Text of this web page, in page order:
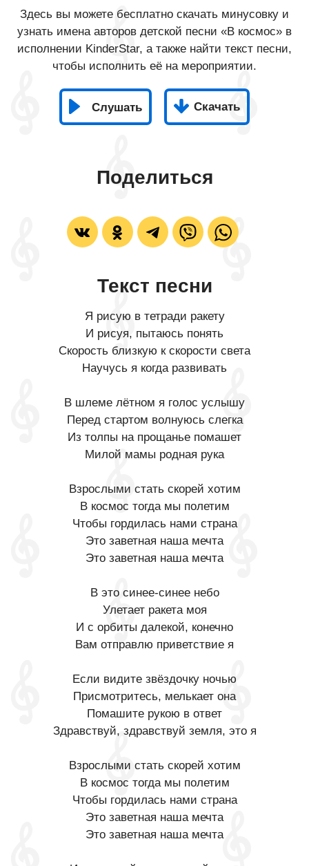
Здесь вы можете бесплатно скачать минусовку и
узнать имена авторов детской песни «В космос» в
исполнении KinderStar, а также найти текст песни,
чтобы исполнить её на мероприятии.
Слушать Скачать
Поделиться
Текст песни
Я рисую в тетради ракету
И рисуя, пытаюсь понять
Скорость близкую к скорости света
Научусь я когда развивать
В шлеме лётном я голос услышу
Перед стартом волнуюсь слегка
Из толпы на прощанье помашет
Милой мамы родная рука
Взрослыми стать скорей хотим
В космос тогда мы полетим
Чтобы гордилась нами страна
Это заветная наша мечта
Это заветная наша мечта
В это синее-синее небо
Улетает ракета моя
И с орбиты далекой, конечно
Вам отправлю приветствие я
Если видите звёздочку ночью
Присмотритесь, мелькает она
Помашите рукою в ответ
Здравствуй, здравствуй земля, это я
Взрослыми стать скорей хотим
В космос тогда мы полетим
Чтобы гордилась нами страна
Это заветная наша мечта
Это заветная наша мечта